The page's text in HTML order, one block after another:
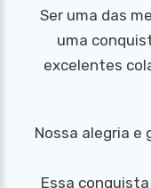
Ser uma das
uma
excelentes
Nossa alegria e
Essa